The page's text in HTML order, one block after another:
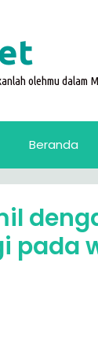
olehmu dalam
Beranda
pada